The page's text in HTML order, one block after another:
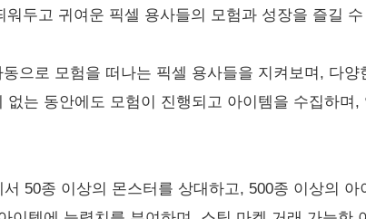
두고 귀여운 픽셀 용사들의 모험과 성장을 즐길
으로 모험을 떠나는 픽셀 용사들을 지켜보며, 다
는 동안에도 모험이 진행되고 아이템을 수집하며
50종 이상의 몬스터를 상대하고, 500종 이상의